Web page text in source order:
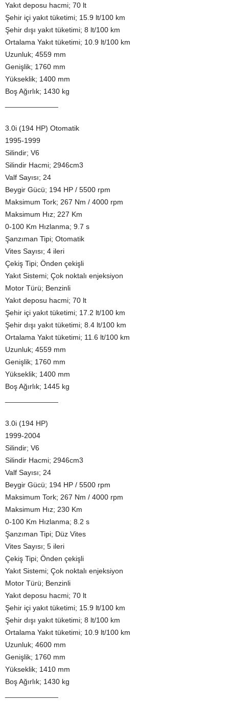
Yakıt deposu hacmi; 70 lt
Şehir içi yakıt tüketimi; 15.9 lt/100 km
Şehir dışı yakıt tüketimi; 8 lt/100 km
Ortalama Yakıt tüketimi; 10.9 lt/100 km
Uzunluk; 4559 mm
Genişlik; 1760 mm
Yükseklik; 1400 mm
Boş Ağırlık; 1430 kg
3.0i (194 HP) Otomatik
1995-1999
Silindir; V6
Silindir Hacmi; 2946cm3
Valf Sayısı; 24
Beygir Gücü; 194 HP / 5500 rpm
Maksimum Tork; 267 Nm / 4000 rpm
Maksimum Hız; 227 Km
0-100 Km Hızlanma; 9.7 s
Şanzıman Tipi; Otomatik
Vites Sayısı; 4 ileri
Çekiş Tipi; Önden çekişli
Yakıt Sistemi; Çok noktalı enjeksiyon
Motor Türü; Benzinli
Yakıt deposu hacmi; 70 lt
Şehir içi yakıt tüketimi; 17.2 lt/100 km
Şehir dışı yakıt tüketimi; 8.4 lt/100 km
Ortalama Yakıt tüketimi; 11.6 lt/100 km
Uzunluk; 4559 mm
Genişlik; 1760 mm
Yükseklik; 1400 mm
Boş Ağırlık; 1445 kg
3.0i (194 HP)
1999-2004
Silindir; V6
Silindir Hacmi; 2946cm3
Valf Sayısı; 24
Beygir Gücü; 194 HP / 5500 rpm
Maksimum Tork; 267 Nm / 4000 rpm
Maksimum Hız; 230 Km
0-100 Km Hızlanma; 8.2 s
Şanzıman Tipi; Düz Vites
Vites Sayısı; 5 ileri
Çekiş Tipi; Önden çekişli
Yakıt Sistemi; Çok noktalı enjeksiyon
Motor Türü; Benzinli
Yakıt deposu hacmi; 70 lt
Şehir içi yakıt tüketimi; 15.9 lt/100 km
Şehir dışı yakıt tüketimi; 8 lt/100 km
Ortalama Yakıt tüketimi; 10.9 lt/100 km
Uzunluk; 4600 mm
Genişlik; 1760 mm
Yükseklik; 1410 mm
Boş Ağırlık; 1430 kg